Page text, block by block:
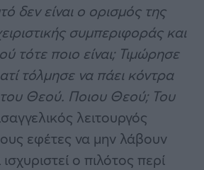
δεν είναι ο ορισμός της
συμπεριφοράς και
τότε ποιο είναι; Τιμώρησε
τόλμησε να πάει κόντρα
του Θεού. Ποιου Θεού; Του
λειτουργός
εφέτες να μην λάβουν
ο πιλότος περί